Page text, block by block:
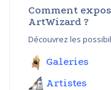
Comment
ArtWizard ?
Découvrez les
Galeries
Artistes